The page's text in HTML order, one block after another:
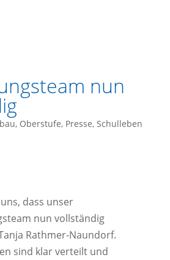
nun
, Oberstufe, Presse, Schulleben
dass unser
nun vollständig
Rathmer-Naundorf.
sind klar verteilt und